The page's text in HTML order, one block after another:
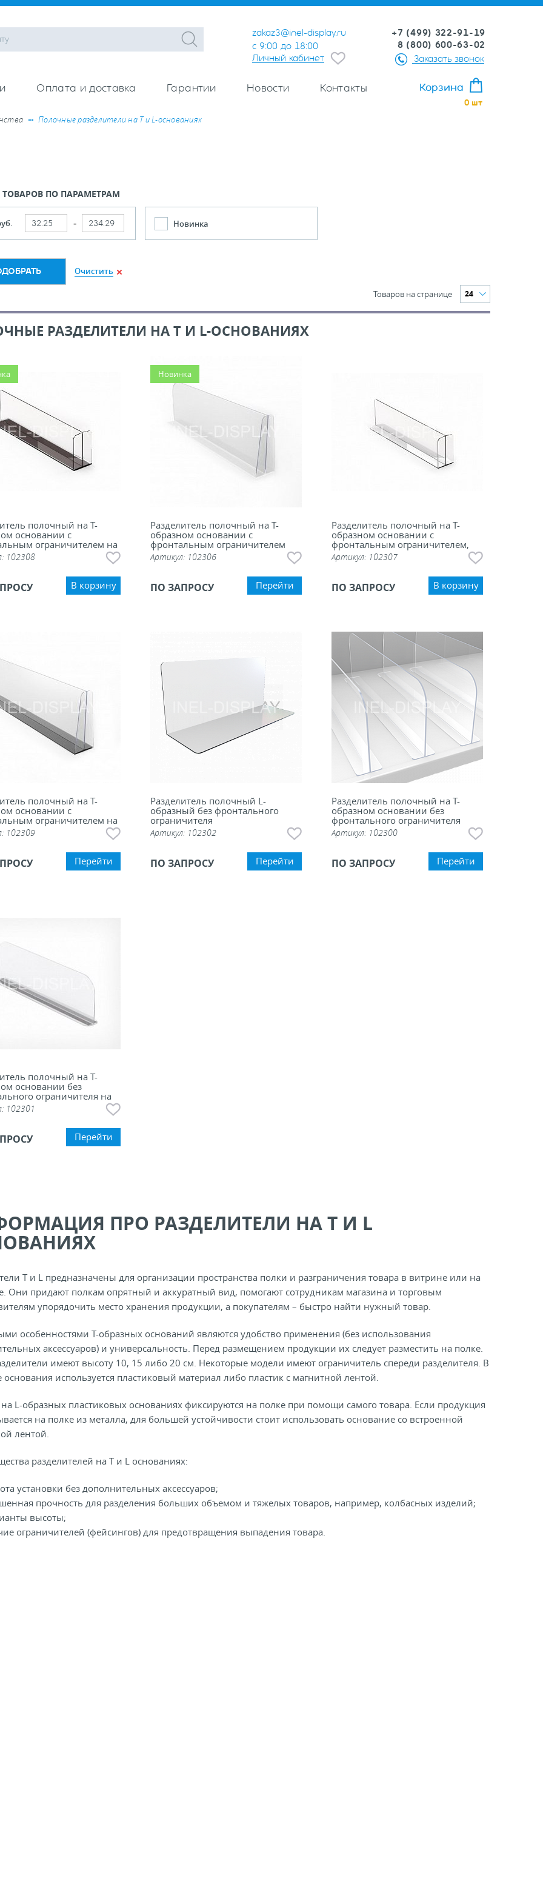
zakaz3@inel-display.ru
с 9:00 до 18:00
Личный кабинет
+7 (499) 322-91-19
8 (800) 600-63-02
Заказать звонок
Оплата и доставка Гарантии Новости Контакты Корзина
0 шт
Полочные разделители на T и L-основаниях
ПО ПАРАМЕТРАМ
Новинка
Очистить
Товаров на странице 24
РАЗДЕЛИТЕЛИ НА T И L-ОСНОВАНИЯХ
полочный на Т-
основании с
ограничителем на
100 мм
102308
В корзину
Новинка
Разделитель полочный на Т-
образном основании с
фронтальным ограничителем
Артикул: 102306
ПО ЗАПРОСУ Перейти
Разделитель полочный на Т-
образном основании с
фронтальным ограничителем,
100 мм
Артикул: 102307
ПО ЗАПРОСУ В корзину
полочный на Т-
основании с
ограничителем на
102309
Перейти
Разделитель полочный L-
образный без фронтального
ограничителя
Артикул: 102302
ПО ЗАПРОСУ Перейти
Разделитель полочный на Т-
образном основании без
фронтального ограничителя
Артикул: 102300
ПО ЗАПРОСУ Перейти
полочный на Т-
основании без
ограничителя на
основании
102301
Перейти
ПРО РАЗДЕЛИТЕЛИ НА Т И L
T и L предназначены для организации пространства полки и разграничения товара в витрине или на
Они придают полкам опрятный и аккуратный вид, помогают сотрудникам магазина и торговым
упорядочить место хранения продукции, а покупателям – быстро найти нужный товар.
особенностями Т-образных оснований являются удобство применения (без использования
аксессуаров) и универсальность. Перед размещением продукции их следует разместить на полке.
имеют высоту 10, 15 либо 20 см. Некоторые модели имеют ограничитель спереди разделителя. В
основания используется пластиковый материал либо пластик с магнитной лентой.
L-образных пластиковых основаниях фиксируются на полке при помощи самого товара. Если продукция
на полке из металла, для большей устойчивости стоит использовать основание со встроенной
лентой.
разделителей на Т и L основаниях:
установки без дополнительных аксессуаров;
прочность для разделения больших объемом и тяжелых товаров, например, колбасных изделий;
высоты;
ограничителей (фейсингов) для предотвращения выпадения товара.